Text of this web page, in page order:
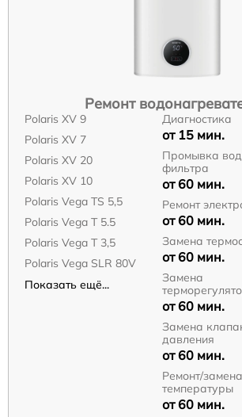
Ремонт
Polaris XV 9
Polaris XV 7
Polaris XV 20
Polaris XV 10
Polaris Vega TS 5,5
Polaris Vega T 5.5
Polaris Vega T 3,5
Polaris Vega SLR 80V
Показать ещё...
Диагностика
от 15 мин.
Промывка
фильтра
от 60 мин.
Ремонт
от 60 мин.
Замена
от 60 мин.
Замена
от 60 мин.
Замена
давления
от 60 мин.
Ремонт/
температуры
от 60 мин.